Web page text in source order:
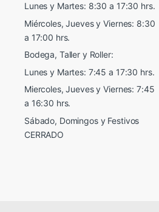
Lunes y Martes: 8:30 a 17:30 hrs.
Miércoles, Jueves y Viernes: 8:30
a 17:00 hrs.
Bodega, Taller y Roller:
Lunes y Martes: 7:45 a 17:30 hrs.
Miercoles, Jueves y Viernes: 7:45
a 16:30 hrs.
Sábado, Domingos y Festivos
CERRADO